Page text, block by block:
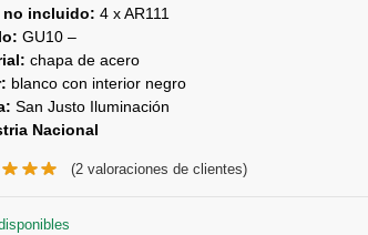
no incluido: 4 x AR111
GU10 –
chapa de acero
blanco con interior negro
San Justo Iluminación
Nacional
(2valoraciones de clientes)